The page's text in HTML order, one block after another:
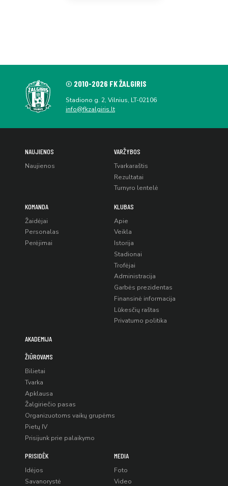
© 2010-2026 FK ŽALGIRIS
Stadiono g. 2, Vilnius, LT-02106
info@fkzalgiris.lt
NAUJIENOS
Naujienos
VARŽYBOS
Tvarkaraštis
Rezultatai
Turnyro lentelė
KOMANDA
Žaidėjai
Personalas
Perėjimai
KLUBAS
Apie
Veikla
Istorija
Stadionai
Trofėjai
Administracija
Garbės prezidentas
Finansinė informacija
Lūkesčių raštas
Privatumo politika
AKADEMIJA
ŽIŪROVAMS
Bilietai
Tvarka
Apklausa
Žalgiriečio pasas
Organizuotoms vaikų grupėms
Pietų IV
Prisijunk prie palaikymo
PRISIDĖK
Idėjos
Savanorystė
MEDIA
Foto
Video